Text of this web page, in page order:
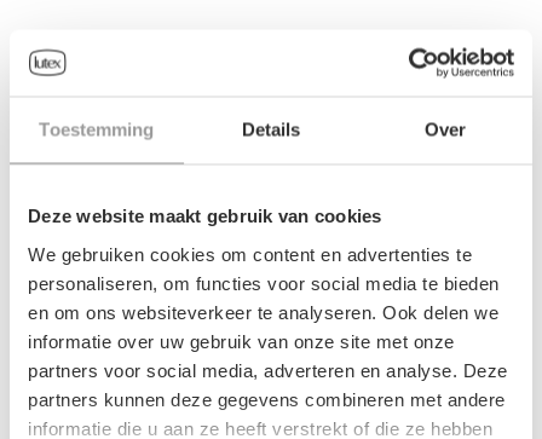
Toestemming Details Over
Deze website maakt gebruik van cookies
We gebruiken cookies om content en advertenties te
personaliseren, om functies voor social media te bieden
en om ons websiteverkeer te analyseren. Ook delen we
informatie over uw gebruik van onze site met onze
partners voor social media, adverteren en analyse. Deze
partners kunnen deze gegevens combineren met andere
informatie die u aan ze heeft verstrekt of die ze hebben
Luis GS365 COFFEE
Nog niet gewaardeerd
0 sterren op basis van 0 beoordelingen
JE BEOORDELING TOEVOEGEN